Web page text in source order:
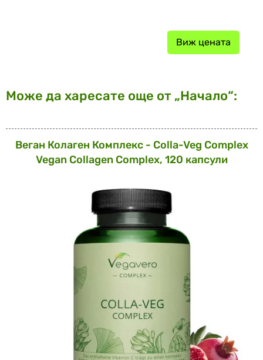
Виж цената
Може да харесате още от „Начало“:
Веган Колаген Комплекс - Colla-Veg Complex
Vegan Collagen Complex, 120 капсули